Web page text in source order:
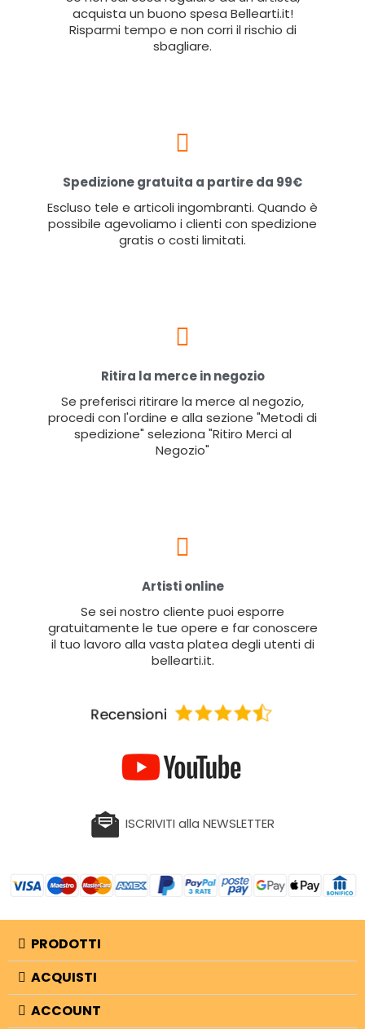
acquista un buono spesa Bellearti.it!
Risparmi tempo e non corri il rischio di
sbagliare.
Spedizione gratuita a partire da 99€
Escluso tele e articoli ingombranti. Quando è
possibile agevoliamo i clienti con spedizione
gratis o costi limitati.
Ritira la merce in negozio
Se preferisci ritirare la merce al negozio,
procedi con l'ordine e alla sezione "Metodi di
spedizione" seleziona "Ritiro Merci al
Negozio"
Artisti online
Se sei nostro cliente puoi esporre
gratuitamente le tue opere e far conoscere
il tuo lavoro alla vasta platea degli utenti di
bellearti.it.
ISCRIVITI alla NEWSLETTER
PRODOTTI
ACQUISTI
ACCOUNT